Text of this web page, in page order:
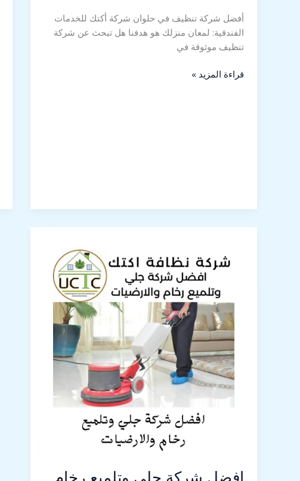
أفضل شركة تنظيف في حلوان شركة أكتك للخدمات
الفندقية: لمعان منزلك هو هدفنا هل تبحث عن شركة
تنظيف موثوقة في
قراءة المزيد »
افضل شركة جلي وتلميع رخام
جلي
والارضيات